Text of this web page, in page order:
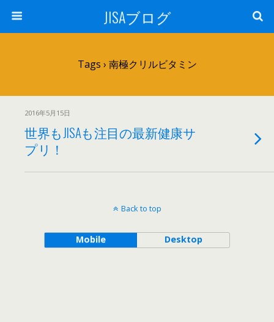
JISAブログ
Tags › 南極クリルビタミン
2016年5月15日
世界もJISAも注目の最新健康サ
プリ！
Back to top
Mobile Desktop